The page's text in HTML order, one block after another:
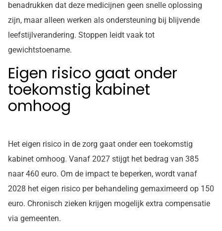
benadrukken dat deze medicijnen geen snelle oplossing
zijn, maar alleen werken als ondersteuning bij blijvende
leefstijlverandering. Stoppen leidt vaak tot
gewichtstoename.
Eigen risico gaat onder
toekomstig kabinet
omhoog
Het eigen risico in de zorg gaat onder een toekomstig
kabinet omhoog. Vanaf 2027 stijgt het bedrag van 385
naar 460 euro. Om de impact te beperken, wordt vanaf
2028 het eigen risico per behandeling gemaximeerd op 150
euro. Chronisch zieken krijgen mogelijk extra compensatie
via gemeenten.